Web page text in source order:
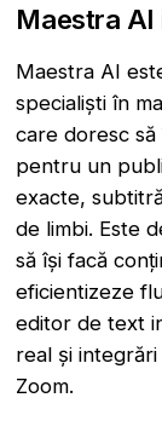
Maestra AI
Maestra AI
specialiști în
care doresc
pentru un
exacte,
de limbi. Este
să își facă
eficientizeze
editor de text
real și
Zoom.